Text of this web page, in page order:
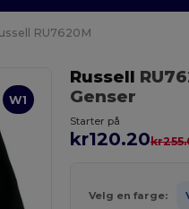
RU7620M
W1
Russell
Genser
Starter på
kr120.20
Velg en farge: